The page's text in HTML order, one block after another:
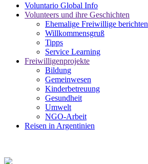
Voluntario Global Info
Volunteers und ihre Geschichten
Ehemalige Freiwillige berichten
Willkommensgruß
Tipps
Service Learning
Freiwilligenprojekte
Bildung
Gemeinwesen
Kinderbetreuung
Gesundheit
Umwelt
NGO-Arbeit
Reisen in Argentinien